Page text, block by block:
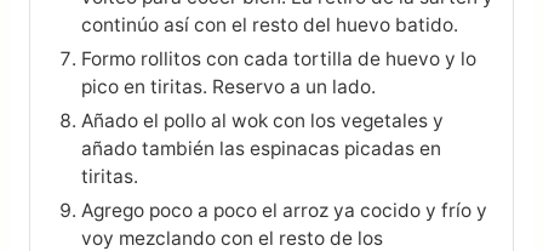
continúo así con el resto del huevo batido.
Formo rollitos con cada tortilla de huevo y lo
pico en tiritas. Reservo a un lado.
Añado el pollo al wok con los vegetales y
añado también las espinacas picadas en
tiritas.
Agrego poco a poco el arroz ya cocido y frío y
voy mezclando con el resto de los